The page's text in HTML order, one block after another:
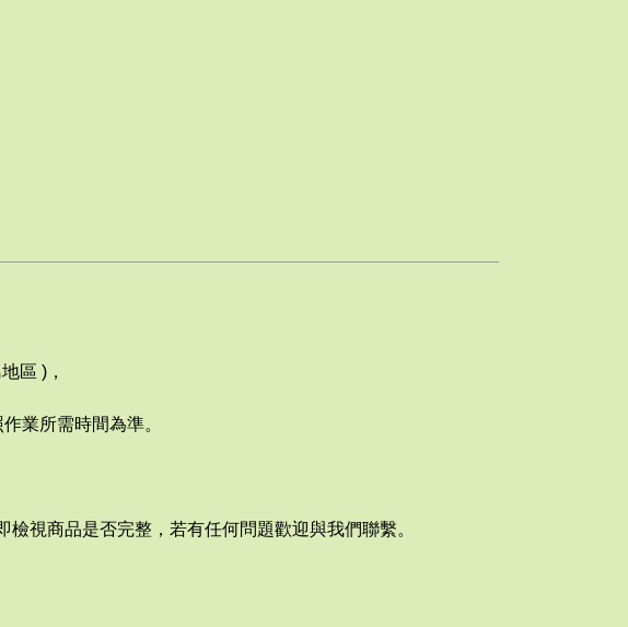
區 )，
業所需時間為準。
視商品是否完整，若有任何問題歡迎與我們聯繫。